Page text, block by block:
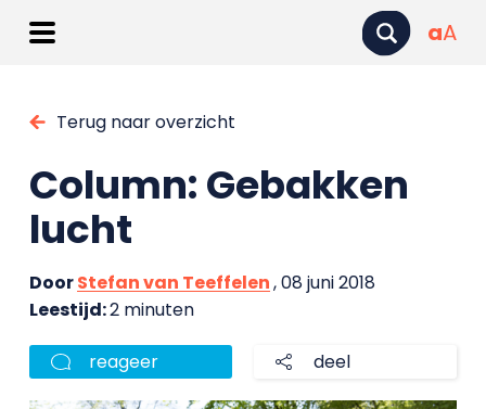
aA
Terug naar overzicht
Column: Gebakken
lucht
DoorStefan van Teeffelen, 08 juni 2018
Leestijd:2 minuten
reageer deel